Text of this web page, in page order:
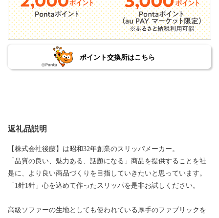
ポイント交換所はこちら
返礼品説明
【株式会社後藤】は昭和32年創業のスリッパメーカー。
「品質の良い、魅力ある、話題になる」商品を提供することを社
是に、より良い商品づくりを目指していきたいと思っています。
「1針1針」心を込めて作ったスリッパを是非お試しください。
高級ソファーの生地としても使われている厚手のファブリックを